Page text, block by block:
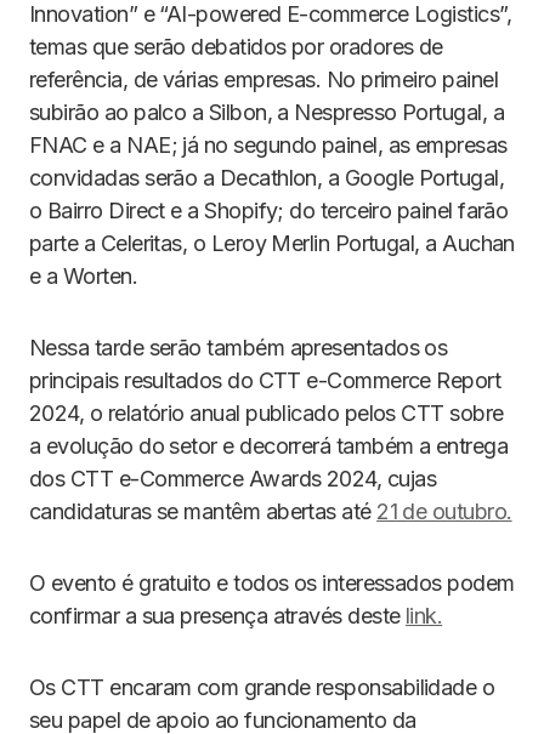
Innovation” e “AI-powered E-commerce Logistics”,
temas que serão debatidos por oradores de
referência, de várias empresas. No primeiro painel
subirão ao palco a Silbon, a Nespresso Portugal, a
FNAC e a NAE; já no segundo painel, as empresas
convidadas serão a Decathlon, a Google Portugal,
o Bairro Direct e a Shopify; do terceiro painel farão
parte a Celeritas, o Leroy Merlin Portugal, a Auchan
e a Worten.
Nessa tarde serão também apresentados os
principais resultados do CTT e-Commerce Report
2024, o relatório anual publicado pelos CTT sobre
a evolução do setor e decorrerá também a entrega
dos CTT e-Commerce Awards 2024, cujas
candidaturas se mantêm abertas até 21 de outubro.
O evento é gratuito e todos os interessados podem
confirmar a sua presença através deste link.
Os CTT encaram com grande responsabilidade o
seu papel de apoio ao funcionamento da